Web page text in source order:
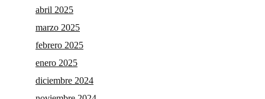
abril 2025
marzo 2025
febrero 2025
enero 2025
diciembre 2024